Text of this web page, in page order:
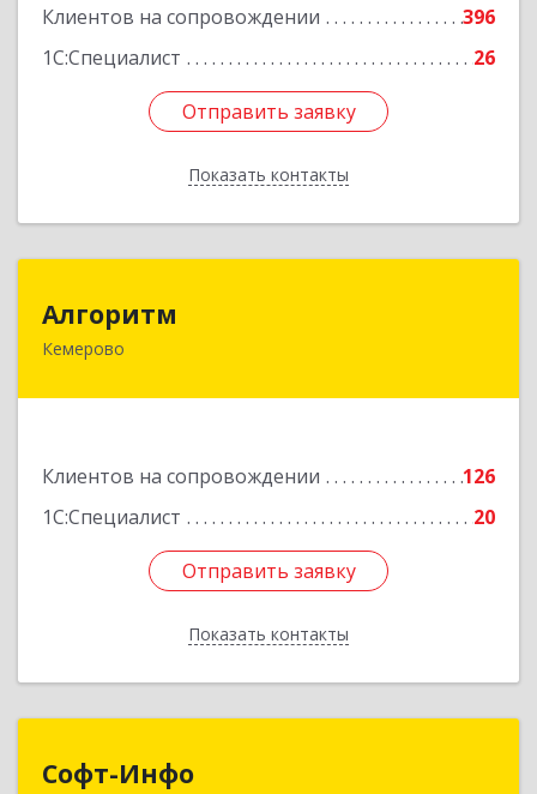
Клиентов на сопровождении
396
1С:Специалист
26
Отправить заявку
Показать контакты
Подробнее
Отправить заявку
Назад
Алгоритм
Кемерово
Клиентов на сопровождении
126
1С:Специалист
20
Отправить заявку
Показать контакты
Отправить заявку
Назад
Софт-Инфо